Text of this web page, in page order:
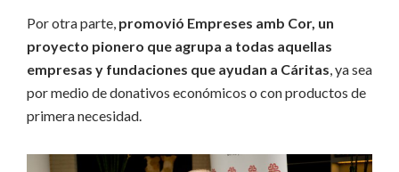
Por otra parte, promovió Empreses amb Cor, un
proyecto pionero que agrupa a todas aquellas
empresas y fundaciones que ayudan a Cáritas , ya sea
por medio de donativos económicos o con productos de
primera necesidad.